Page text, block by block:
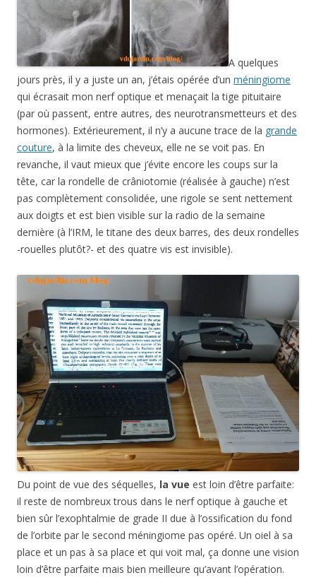
A quelques
jours près, il y a juste un an, j’étais opérée d’un méningiome
qui écrasait mon nerf optique et menaçait la tige pituitaire
(par où passent, entre autres, des neurotransmetteurs et des
hormones). Extérieurement, il n’y a aucune trace de la grande
couture, à la limite des cheveux, elle ne se voit pas. En
revanche, il vaut mieux que j’évite encore les coups sur la
tête, car la rondelle de crâniotomie (réalisée à gauche) n’est
pas complètement consolidée, une rigole se sent nettement
aux doigts et est bien visible sur la radio de la semaine
dernière (à l’IRM, le titane des deux barres, des deux rondelles
-rouelles plutôt?- et des quatre vis est invisible).
Du point de vue des séquelles, la vue est loin d’être parfaite:
il reste de nombreux trous dans le nerf optique à gauche et
bien sûr l’exophtalmie de grade II due à l’ossification du fond
de l’orbite par le second méningiome pas opéré. Un oiel à sa
place et un pas à sa place et qui voit mal, ça donne une vision
loin d’être parfaite mais bien meilleure qu’avant l’opération.